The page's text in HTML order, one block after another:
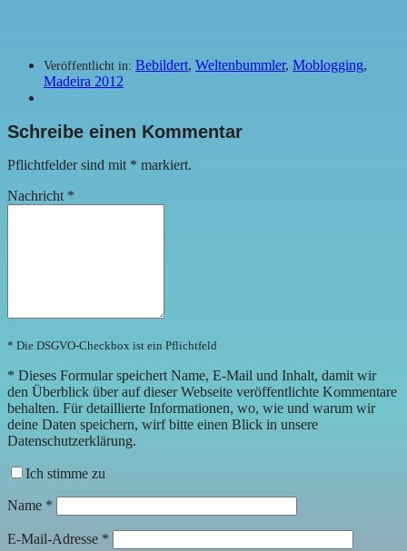
Veröffentlicht in: Bebildert, Weltenbummler, Moblogging,
Madeira 2012
Schreibe einen Kommentar
Pflichtfelder sind mit * markiert.
Nachricht *
* Die DSGVO-Checkbox ist ein Pflichtfeld
* Dieses Formular speichert Name, E-Mail und Inhalt, damit wir
den Überblick über auf dieser Webseite veröffentlichte Kommentare
behalten. Für detaillierte Informationen, wo, wie und warum wir
deine Daten speichern, wirf bitte einen Blick in unsere
Datenschutzerklärung.
Ich stimme zu
Name *
E-Mail-Adresse *